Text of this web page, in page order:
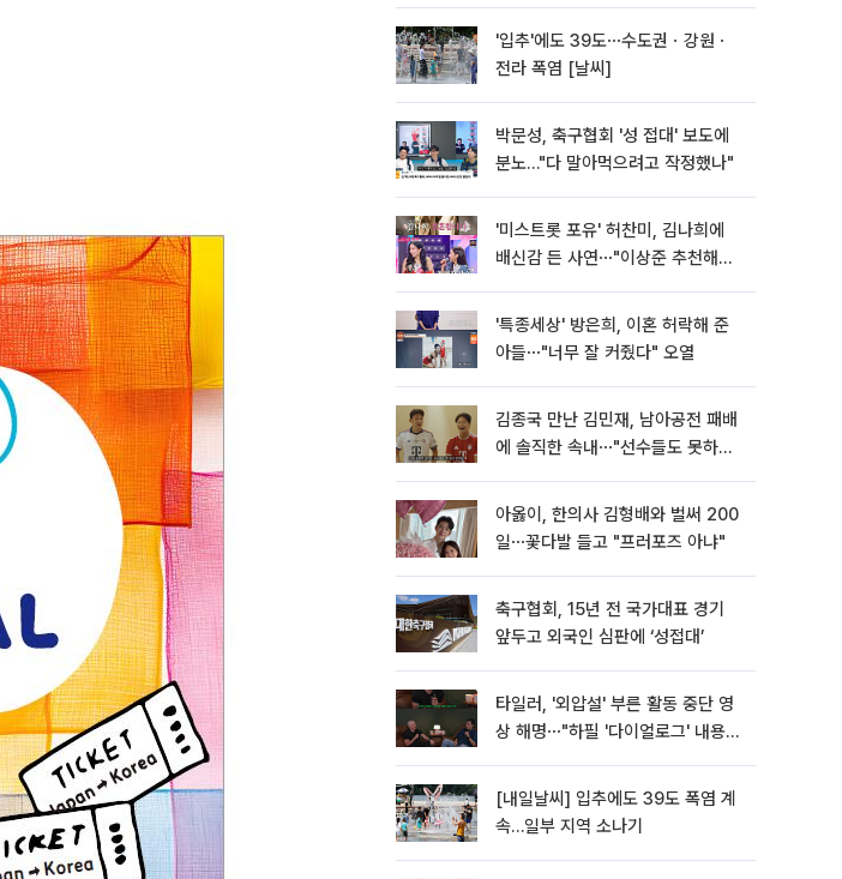
'입추'에도 39도⋯수도권ㆍ강원ㆍ
전라 폭염 [날씨]
박문성, 축구협회 '성 접대' 보도에
분노…"다 말아먹으려고 작정했나"
'미스트롯 포유' 허찬미, 김나희에
배신감 든 사연⋯"이상준 추천해주
'특종세상' 방은희, 이혼 허락해 준
아들⋯"너무 잘 커줬다" 오열
김종국 만난 김민재, 남아공전 패배
에 솔직한 속내⋯"선수들도 못하긴
아옳이, 한의사 김형배와 벌써 200
일⋯꽃다발 들고 "프러포즈 아냐"
축구협회, 15년 전 국가대표 경기
앞두고 외국인 심판에 ‘성접대’
타일러, '외압설' 부른 활동 중단 영
상 해명⋯"하필 '다이얼로그' 내용이
[내일날씨] 입추에도 39도 폭염 계
속…일부 지역 소나기